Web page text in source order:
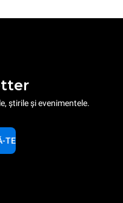
știrile și evenimentele.
TE